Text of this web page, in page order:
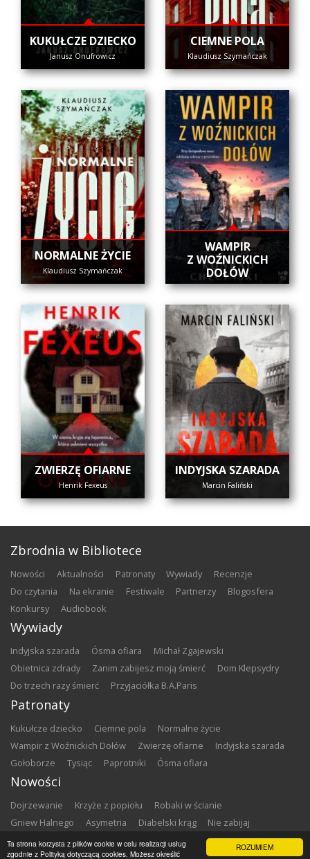
ROZUMIEM
Ta strona korzysta z plików cookie w celu realizacji usług
zgodnie z Polityką dotyczącą cookies. Możesz określić
KUKUŁCZE DZIECKO
Janusz Onufrowicz
CIEMNE POLA
Klaudiusz Szymańczak
NORMALNE ŻYCIE
Klaudiusz Szymańczak
WAMPIR
Z WOŹNICKICH
DOŁÓW
ZWIERZĘ OFIARNE
Henrik Fexeus
INDYJSKA SZARADA
Marcin Faliński
Zbrodnia w Bibliotece
nowości aktualności patronaty wywiady
recenzje
do czytania
na ekranie festiwale partnerzy
blogosfera
konkursy
audiobook
Wywiady
Indyjska szarada Ósma ofiara
Michał Zgajewski
Obietnica zdrady
Zanim zabijesz moją śmierć
Dom Klepsydry
Do trzech razy śmierć
Przyjaciółka B.A.Paris
Patronaty
Kukułcze dziecko Ciemne pola
Normalne życie
Wampir z Woźnickich Dołów
Zwierzę ofiarne
Indyjska szarada
Gołoborze
Tysiąc Paprotniki Ósma ofiara
Nowości
Dojrzewanie Krzyże z popiołu
Robaki w ścianie
Gniew Halnego
Asymetria Diabelski krąg
Nie zabijaj
Dowody zbrodni
Zemsta Matki chrzestne